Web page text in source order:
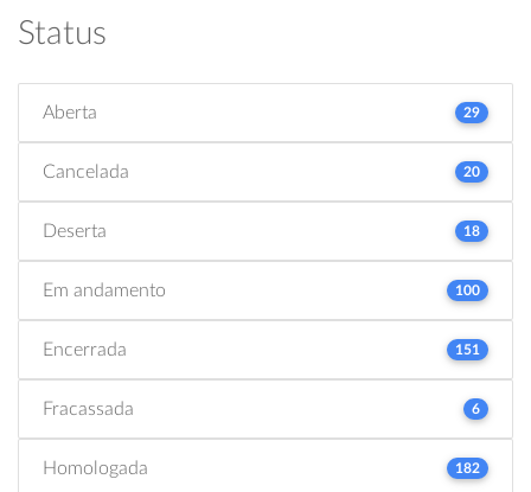
Status
Aberta 29
Cancelada 20
Deserta 18
Em andamento 100
Encerrada 151
Fracassada 6
Homologada 182